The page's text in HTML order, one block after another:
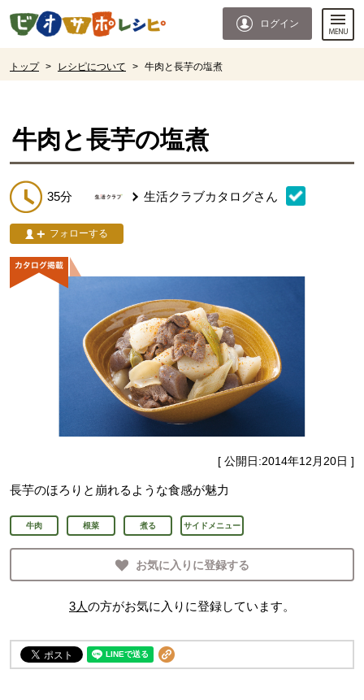
ページの先頭です。
ログイン
トップ > レシピについて > 牛肉と長芋の塩煮
牛肉と長芋の塩煮
35分 生活クラブカタログさん
フォローする
[ 公開日:2014年12月20日 ]
長芋のほろりと崩れるような食感が魅力
牛肉 根菜 煮る サイドメニュー
お気に入りに登録する
3人の方がお気に入りに登録しています。